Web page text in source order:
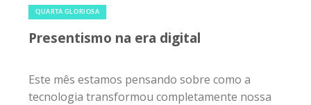
QUARTA GLORIOSA
Presentismo na era digital
Este mês estamos pensando sobre como a
tecnologia transformou completamente nossa